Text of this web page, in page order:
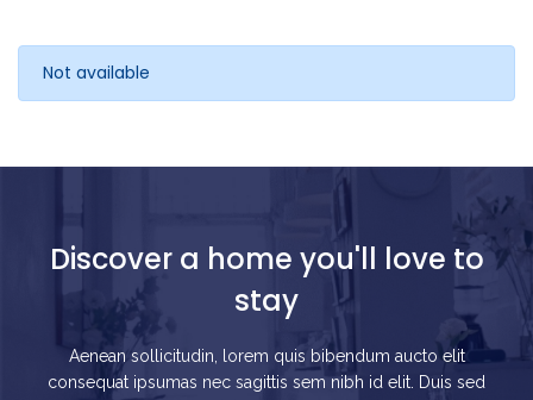
Not available
Discover a home you'll love to
stay
Aenean sollicitudin, lorem quis bibendum aucto elit
consequat ipsumas nec sagittis sem nibh id elit. Duis sed